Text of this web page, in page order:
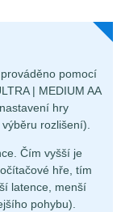
pomocí
| MEDIUM AA
hry
rozlišení).
Čím vyšší je
hře, tím
latence, menší
pohybu).